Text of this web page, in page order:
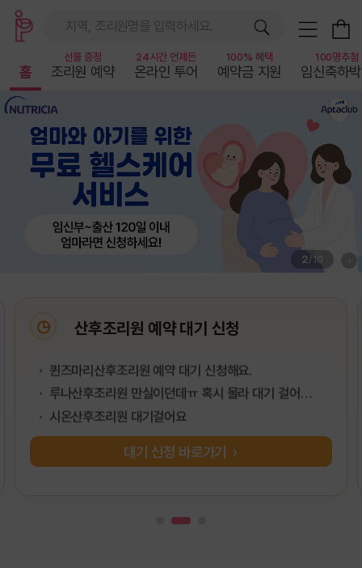
지역, 조리원명을 입력하세요.
홈 조리원 예약
선물 증정
온라인 투어
24시간 언제든
예약금 지원
100% 혜택
임신축하
100명추첨
2/10
산후조리원 예약 대기 신청
퀸즈마리산후조리원 예약 대기 신청해요.
루나산후조리원 만실이던데ㅠ 혹시 몰라 대기 걸어봐요
쉼산후조리원 대기 신청합니다.
시온산후조리원 대기걸어요
쉼산후조리원 대기 신청합니다.
한아름프리미엄산후조리원 대기 신청(자리비면 예약할게요)
퀸즈마리산후조리원 예약 대기 신청해요.
대기 신청 바로가기